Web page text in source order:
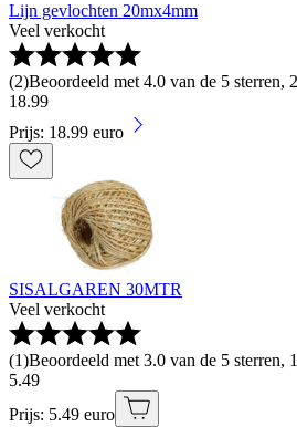
Lijn gevlochten 20mx4mm
Veel verkocht
(2)Beoordeeld met 4.0 van de 5 sterren,
18.99
Prijs: 18.99 euro
SISALGAREN 30MTR
Veel verkocht
(1)Beoordeeld met 3.0 van de 5 sterren,
5.49
Prijs: 5.49 euro